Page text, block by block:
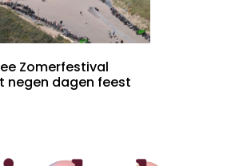
Zomerfestival
negen dagen feest